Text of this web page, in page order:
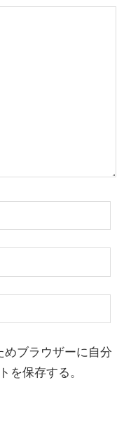
ブラウザーに自分
を保存する。